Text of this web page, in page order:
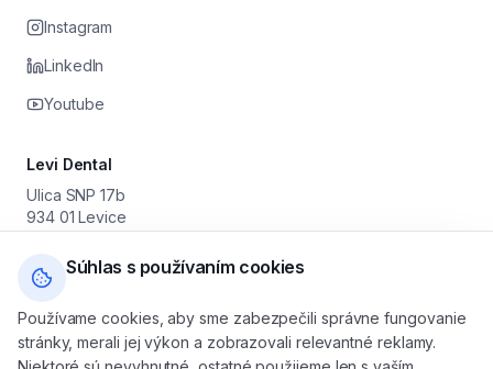
Instagram
LinkedIn
Youtube
Levi Dental
Ulica SNP 17b
934 01 Levice
IČO: 55 630 251 · DIČ: 2122046179 · IČ DPH: SK2122046179
+421 905 616 800
levicedental@gmail.com
Po — Pia: 08:00 — 16:00
Súhlas s používaním cookies
Používame cookies, aby sme zabezpečili správne fungovanie
stránky, merali jej výkon a zobrazovali relevantné reklamy.